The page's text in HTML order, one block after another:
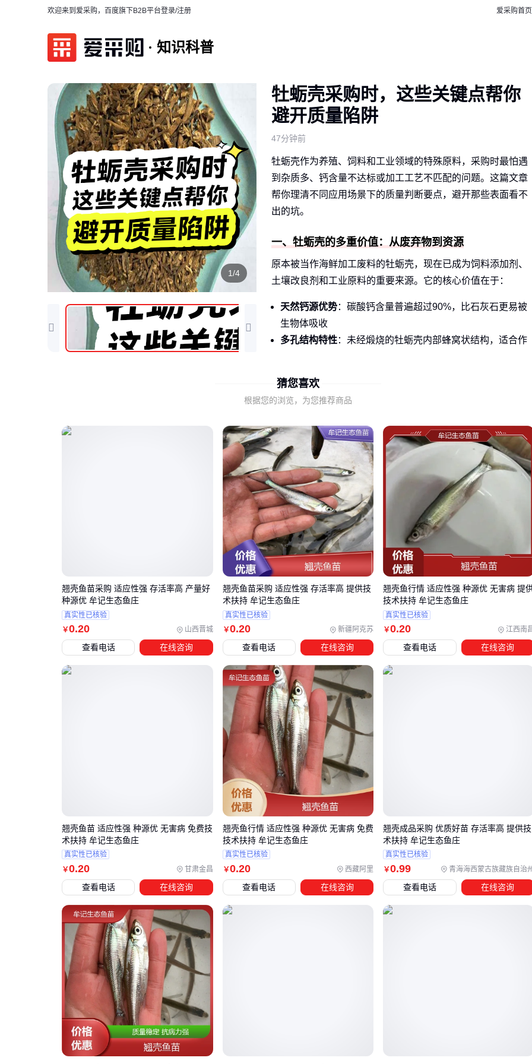
欢迎来到爱采购，百度旗下B2B平台登录/注册 爱采购首页
知识科普
1/4
牡蛎壳采购时，这些关键点帮你
避开质量陷阱
47分钟前
牡蛎壳作为养殖、饲料和工业领域的特殊原料，采购时最怕遇
到杂质多、钙含量不达标或加工工艺不匹配的问题。这篇文章
帮你理清不同应用场景下的质量判断要点，避开那些表面看不
出的坑。
一、牡蛎壳的多重价值：从废弃物到资源
原本被当作海鲜加工废料的牡蛎壳，现在已成为饲料添加剂、
土壤改良剂和工业原料的重要来源。它的核心价值在于：
天然钙源优势：碳酸钙含量普遍超过90%，比石灰石更易被
生物体吸收
多孔结构特性：未经煅烧的牡蛎壳内部蜂窝状结构，适合作
废弃物堆积
殖中替代传统石粉的趋势明显。但要注意，直接使用未处理的
碎壳可能存在重金属超标风险。🔍 关键结论：选牡蛎壳先看终
端用途，工业用和饲料用的处理工艺完全不同。
二、牡蛎壳的质量标准与行业需求
不同行业对牡蛎壳的隐性要求往往比标称参数更重要。养殖场
最关心钙溶出率，涂料厂则看重白度和细度：
水产养殖：需要保留部分有机质的粗颗粒，用于调节水体pH
值
家禽饲料 ：必须经过高温灭菌的细粉，粒度控制在200目左
：煅烧后的超细粉体（1250目以上），要求金属杂
质含量极低
沿海地区常有带壳生蚝批发
响后续加工成本。曾有用未充分清洗的牡蛎壳做饲料添加剂，
导致整批产品霉变的案例。🔍 关键结论：质量验收时，除了检
测报告还要看原料前处理是否到位。
三、如何根据用途选择牡蛎壳的形态和规格？
买错形态相当于浪费一半预算，这里有三类典型选择逻辑：
颗粒状原生壳
适合水产育苗场和有机肥生产，保留天然孔隙结构，但需要
配套粉碎机 预处理
饲料厂首选规格，注意区分普通粉碎与煅烧工艺，后者钙活
性更高
猜您喜欢
根据您的浏览，为您推荐商品
￥0.20 山西晋城
翘壳鱼苗采购 适应性强 存活率高 产量好
种源优 牟记生态鱼庄
真实性已核验
查看电话 在线咨询
￥0.20 新疆阿克苏
翘壳鱼苗采购 适应性强 存活率高 提供技
术扶持 牟记生态鱼庄
真实性已核验
查看电话 在线咨询
￥0.20 江西南
翘壳鱼行情 适应性强 种源优 无害病 提
技术扶持 牟记生态鱼庄
真实性已核验
查看电话 在线咨询
￥0.20 甘肃金昌
翘壳鱼苗 适应性强 种源优 无害病 免费技
术扶持 牟记生态鱼庄
真实性已核验
查看电话 在线咨询
￥0.20 西藏阿里
翘壳鱼行情 适应性强 种源优 无害病 免费
技术扶持 牟记生态鱼庄
真实性已核验
查看电话 在线咨询
￥0.99 青海海西蒙古族藏族自治
翘壳成品采购 优质好苗 存活率高 提供技
术扶持 牟记生态鱼庄
真实性已核验
查看电话 在线咨询